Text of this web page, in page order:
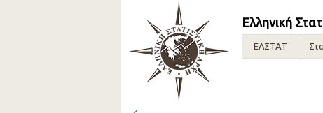
Ελληνική
ΕΛΣΤΑΤ